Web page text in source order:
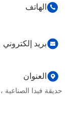
الهاتف
بريد إلكتروني
العنوان
حديقة فيدا الصناعية